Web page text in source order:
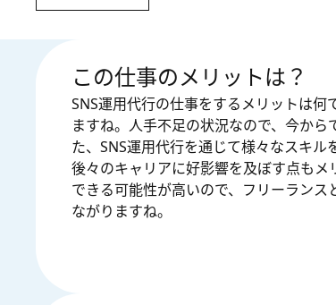
この仕事のメリットは？
SNS運用代行の仕事をするメリットは
ますね。人手不足の状況なので、今か
た、SNS運用代行を通じて様々なスキル
後々のキャリアに好影響を及ぼす点も
できる可能性が高いので、フリーラン
ながりますね。